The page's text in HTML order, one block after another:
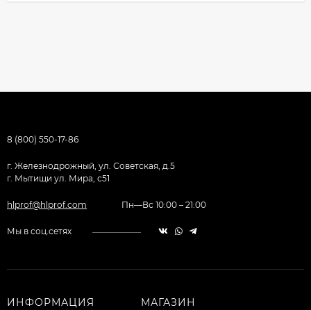
8 (800) 550-17-86
г. Железнодрожный, ул. Советская, д.5
г. Мытищи ул. Мира, с51
hlprof@hlprof.com Пн—Вс 10:00 – 21:00
Мы в соц.сетях
ИНФОРМАЦИЯ МАГАЗИН